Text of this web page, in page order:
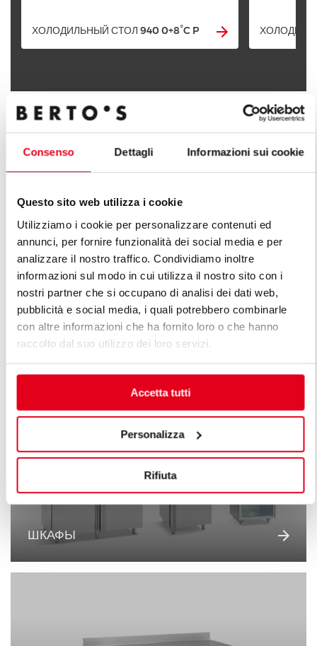
Consenso Dettagli Informazioni sui cookie
Questo sito web utilizza i cookie
Utilizziamo i cookie per personalizzare contenuti ed
annunci, per fornire funzionalità dei social media e per
analizzare il nostro traffico. Condividiamo inoltre
informazioni sul modo in cui utilizza il nostro sito con i
nostri partner che si occupano di analisi dei dati web,
pubblicità e social media, i quali potrebbero combinarle
con altre informazioni che ha fornito loro o che hanno
raccolto dal suo utilizzo dei loro servizi.
Accetta tutti
Personalizza
Rifiuta
ХОЛОДИЛЬНЫЙ СТОЛ 940 0+8°C P
ОТКРОЙ ДЛЯ СЕБЯ ВСЕ ЛИНЕЙКИ
ШКАФЫ ШОКОВОЙ ЗАМОРОЗКИ
ШКАФЫ